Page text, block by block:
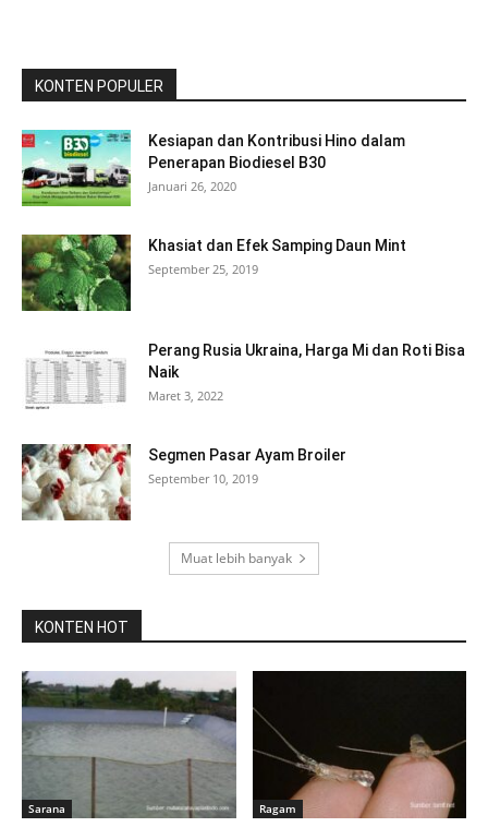
KONTEN POPULER
Kesiapan dan Kontribusi Hino dalam
Penerapan Biodiesel B30
Januari 26, 2020
Khasiat dan Efek Samping Daun Mint
September 25, 2019
Perang Rusia Ukraina, Harga Mi dan Roti Bisa
Naik
Maret 3, 2022
Segmen Pasar Ayam Broiler
September 10, 2019
Muat lebih banyak
KONTEN HOT
Sarana Ragam